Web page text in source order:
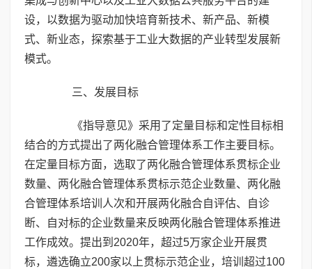
设，以数据为驱动加快培育新技术、新产品、新模
式、新业态，探索基于工业大数据的产业转型发展新
模式。
三、发展目标
《指导意见》采用了定量目标和定性目标相
结合的方式提出了两化融合管理体系工作主要目标。
在定量目标方面，选取了两化融合管理体系贯标企业
数量、两化融合管理体系贯标示范企业数量、两化融
合管理体系培训人次和开展两化融合自评估、自诊
断、自对标的企业数量来反映两化融合管理体系推进
工作成效。提出到2020年，超过5万家企业开展贯
标，遴选确立200家以上贯标示范企业，培训超过100